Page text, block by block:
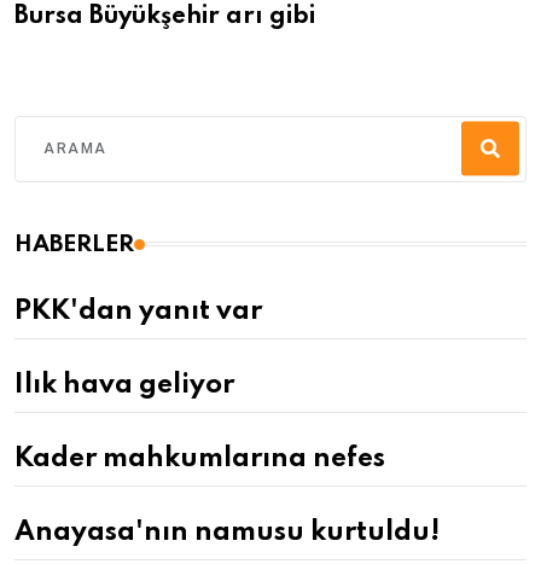
Bursa Büyükşehir arı gibi
HABERLER
PKK'dan yanıt var
Ilık hava geliyor
Kader mahkumlarına nefes
Anayasa'nın namusu kurtuldu!